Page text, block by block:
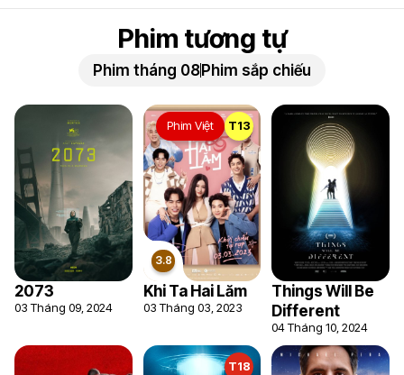
8.4
Phim tương tự
Phim tháng 08Phim sắp chiếu
2073
03 Tháng 09, 2024
Phim Việt T13
Khi Ta Hai Lăm
03 Tháng 03, 2023
Things Will Be
Different
04 Tháng 10, 2024
T18